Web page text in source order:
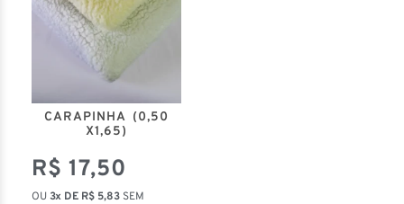
CARAPINHA (0,50
X1,65)
R$ 17,50
OU3x DE R$ 5,83 SEM